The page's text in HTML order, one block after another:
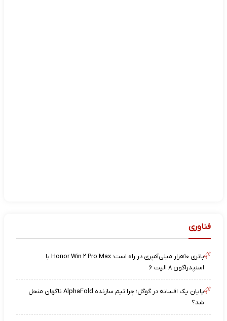
فناوری
باتری ۱۰هزار میلی‌آمپری در راه است؛ Honor Win ۲ Pro Max با
اسنپدراگون ۸ الیت ۶
پایان یک افسانه در گوگل؛ چرا تیم سازنده AlphaFold ناگهان منحل
شد؟